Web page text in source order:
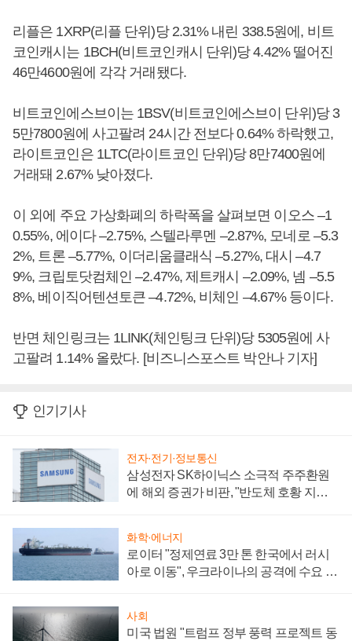
리플은 1XRP(리플 단위)당 2.31% 내린 338.5원에, 비트
코인캐시는 1BCH(비트코인캐시 단위)당 4.42% 떨어진
46만4600원에 각각 거래됐다.
비트코인에스브이는 1BSV(비트코인에스브이 단위)당 3
5만7800원에 사고팔려 24시간 전보다 0.64% 하락했고,
라이트코인은 1LTC(라이트코인 단위)당 8만7400원에
거래돼 2.67% 낮아졌다.
이 외에 주요 가상화폐의 하락폭을 살펴보면 이오스 –1
0.55%, 에이다 –2.75%, 스텔라루멘 –2.87%, 모네로 –5.3
2%, 트론 –5.77%, 이더리움클래식 –5.27%, 대시 –4.7
9%, 크립토닷컴체인 –2.47%, 제트캐시 –2.09%, 넴 –5.5
8%, 베이직어텐션토큰 –4.72%, 비체인 –4.67% 등이다.
반면 체인링크는 1LINK(체인팅크 단위)당 5305원에 사
고팔려 1.14% 올랐다. [비즈니스포스트 박안나 기자]
인기기사
전자·전기·정보통신
삼성전자 SK하이닉스 소극적 주주환원
에 해외 증권가 비판, "반도체 호황 지속
화학·에너지
로이터 "정제연료 3만 톤 한국에서 러시
아로 이동", 우크라이나의 공격에 수요 늘
사회
미국 법원 "트럼프 정부 풍력 프로젝트 동